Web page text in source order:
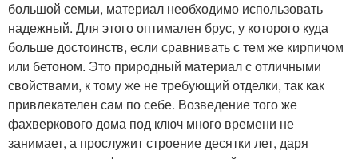
большой семьи, материал необходимо использовать
надежный. Для этого оптимален брус, у которого куда
больше достоинств, если сравнивать с тем же кирпичом
или бетоном. Это природный материал с отличными
свойствами, к тому же не требующий отделки, так как
привлекателен сам по себе. Возведение того же
фахверкового дома под ключ много времени не
занимает, а прослужит строение десятки лет, даря